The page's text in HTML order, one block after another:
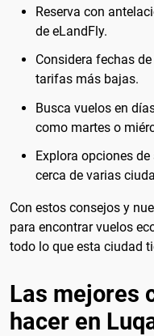
Reserva con
de eLandFly.
Considera fechas
tarifas más bajas.
Busca vuelos en
como martes o
Explora opciones
cerca de varias
Con estos consejos y
para encontrar vuelos
todo lo que esta ciudad
Las mejores
hacer en